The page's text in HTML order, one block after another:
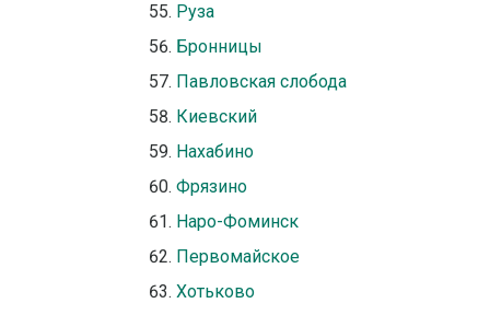
Руза
Бронницы
Павловская слобода
Киевский
Нахабино
Фрязино
Наро-Фоминск
Первомайское
Хотьково